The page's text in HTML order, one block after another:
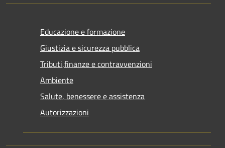
Educazione e formazione
Giustizia e sicurezza pubblica
Tributi,finanze e contravvenzioni
Ambiente
Salute, benessere e assistenza
Autorizzazioni